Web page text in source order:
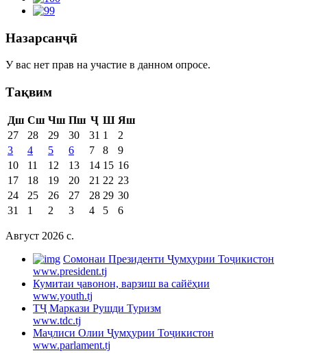
Назарсанҷӣ
У вас нет прав на участие в данном опросе.
Тақвим
Дш Сш Чш Пш Ҷ Ш Яш
27
28 29 30 31 1
2
3
4 5 6 7 8
9
10
11 12 13 14 15 16
17
18 19 20 21 22 23
24
25 26 27 28 29 30
31
1 2 3 4 5 6
Август 2026 c.
Cомонаи Президенти Ҷумҳурии Тоҷикистон
www.president.tj
Кумитаи ҷавонон, варзиш ва сайёҳии
www.youth.tj
ТҶ Маркази Рушди Туризм
www.tdc.tj
Маҷлиси Олии Ҷумҳурии Тоҷикистон
www.parlament.tj